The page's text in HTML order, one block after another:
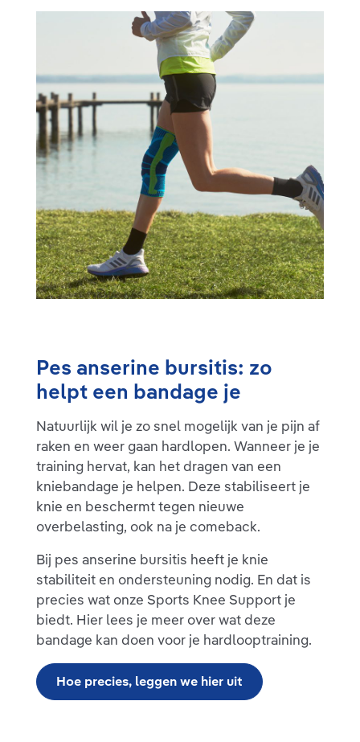
Pes anserine bursitis: zo
helpt een bandage je
Natuurlijk wil je zo snel mogelijk van je pijn af
raken en weer gaan hardlopen. Wanneer je je
training hervat, kan het dragen van een
kniebandage je helpen. Deze stabiliseert je
knie en beschermt tegen nieuwe
overbelasting, ook na je comeback.
Bij pes anserine bursitis heeft je knie
stabiliteit en ondersteuning nodig. En dat is
precies wat onze Sports Knee Support je
biedt. Hier lees je meer over wat deze
bandage kan doen voor je hardlooptraining.
Hoe precies, leggen we hier uit